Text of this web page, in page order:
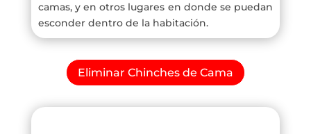
camas, y en otros lugares en donde se puedan
esconder dentro de la habitación.
Eliminar Chinches de Cama